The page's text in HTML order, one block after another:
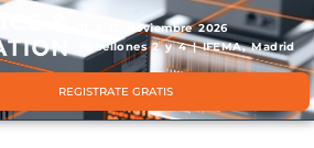
11 & 12 noviembre 2026
Pabellones 2 y 4 | IFEMA, Madrid
REGISTRATE GRATIS